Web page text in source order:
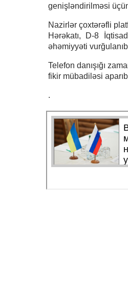
genişləndirilməsi
Nazirlər çoxtərəfli
Hərəkatı, D-8
əhəmiyyəti
Telefon danışığı
fikir mübadiləsi
.